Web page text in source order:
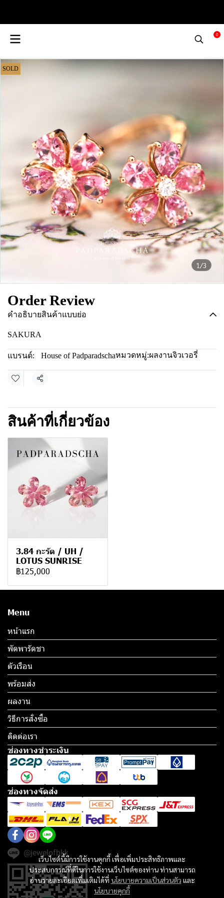
0
1/3
SOLD
Order Review
คำอธิบายสินค้าแบบย่อ
SAKURA
แบรนด์: House of Padparadschaหมวดหมู่:ผลงานจิวเวอรี่
แชร์
สินค้าที่เกี่ยวข้อง
3.84 กะรัต / UH /
LOTUS SUNRISE
฿125,000
เว็บไซต์นี้มีการใช้งานคุกกี้ เพื่อเพิ่มประสิทธิภาพและ
ประสบการณ์ที่ดีในการใช้งานเว็บไซต์ของท่าน ท่านสามารถ
อ่านรายละเอียดเพิ่มเติมได้ที่ นโยบายความเป็นส่วนตัว และ
นโยบายคุกกี้
Menu
หน้าแรก
พัดพารัดชา
ตัวเรือน
พร้อมส่ง
ผลงาน
วิธีการสั่งซื้อ
ติดต่อเรา
ช่องทางชำระเงิน
ช่องทางจัดส่ง
@jewelofbkk